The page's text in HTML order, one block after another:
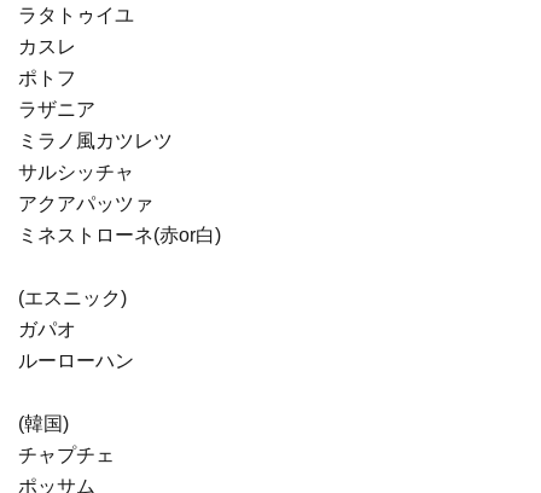
ラタトゥイユ
カスレ
ポトフ
ラザニア
ミラノ風カツレツ
サルシッチャ
アクアパッツァ
ミネストローネ(赤or白)
(エスニック)
ガパオ
ルーローハン
(韓国)
チャプチェ
ポッサム